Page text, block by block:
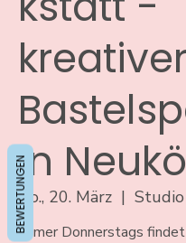
kreativer
in
Do., 20. März
  |
Studio
Immer Donnerstags
BEWERTUNGEN